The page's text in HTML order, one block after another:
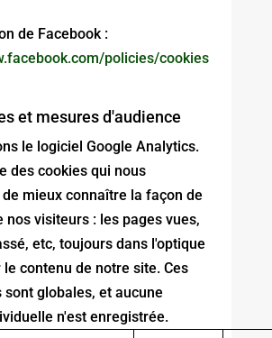
de Facebook :
policies/cookies
et mesures d'audience
le logiciel Google Analytics.
des cookies qui nous
mieux connaître la façon de
nos visiteurs : les pages vues,
etc, toujours dans l'optique
contenu de notre site. Ces
globales, et aucune
n'est enregistrée.